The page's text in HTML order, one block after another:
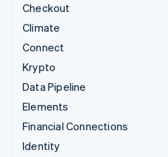
Checkout
Climate
Connect
Krypto
Data Pipeline
Elements
Financial Connections
Identity